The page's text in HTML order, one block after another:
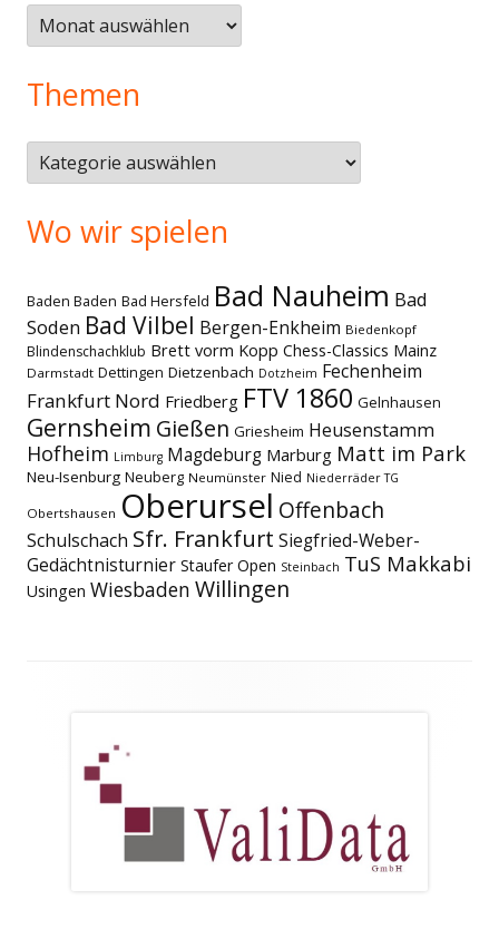
Älteres
Themen
Themen
Wo wir spielen
Baden Baden Bad Hersfeld Bad Nauheim Bad
Soden Bad Vilbel Bergen-Enkheim Biedenkopf
Blindenschachklub Brett vorm Kopp Chess-Classics Mainz
Darmstadt Dettingen Dietzenbach Dotzheim Fechenheim
Frankfurt Nord Friedberg FTV 1860 Gelnhausen
Gernsheim Gießen Griesheim Heusenstamm
Hofheim Limburg Magdeburg Marburg Matt im Park
Neu-Isenburg Neuberg Neumünster Nied Niederräder TG
Obertshausen Oberursel Offenbach
Schulschach Sfr. Frankfurt Siegfried-Weber-
Gedächtnisturnier Staufer Open Steinbach TuS Makkabi
Usingen Wiesbaden Willingen